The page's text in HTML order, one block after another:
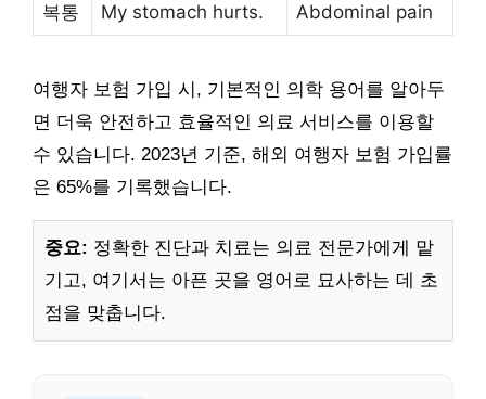
복통 My stomach hurts. Abdominal pain
여행자 보험 가입 시, 기본적인 의학 용어를 알아두
면 더욱 안전하고 효율적인 의료 서비스를 이용할
수 있습니다. 2023년 기준, 해외 여행자 보험 가입률
은 65%를 기록했습니다.
중요: 정확한 진단과 치료는 의료 전문가에게 맡
기고, 여기서는 아픈 곳을 영어로 묘사하는 데 초
점을 맞춥니다.